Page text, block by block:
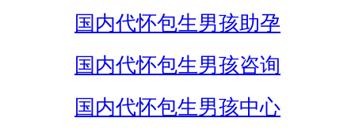
国内代怀包生男孩助孕
国内代怀包生男孩咨询
国内代怀包生男孩中心